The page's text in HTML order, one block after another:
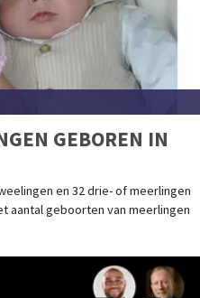
GEBOREN IN
en 32 drie- of meerlingen
aantal geboorten van meerlingen